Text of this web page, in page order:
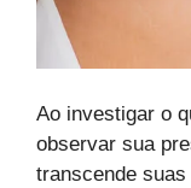
Ao investigar o
observar sua
transcende